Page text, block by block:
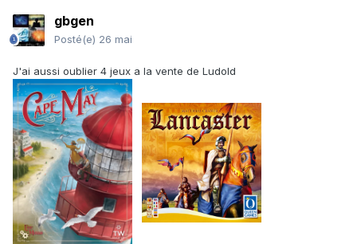
gbgen
Posté(e) 26 mai
J'ai aussi oublier 4 jeux a la vente de Ludold